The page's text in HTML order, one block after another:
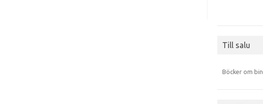
Till salu
Böcker om bin